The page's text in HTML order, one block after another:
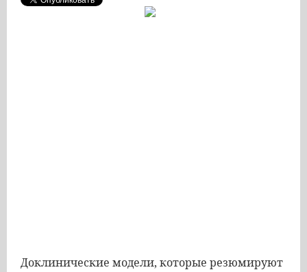
Доклинические модели, которые резюмируют